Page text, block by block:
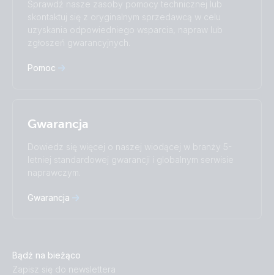
Русский
Українська
中國人
Sprawdź nasze zasoby pomocy technicznej lub
skontaktuj się z oryginalnym sprzedawcą w celu
uzyskania odpowiedniego wsparcia, napraw lub
zgłoszeń gwarancyjnych.
Pomoc
Gwarancja
Dowiedz się więcej o naszej wiodącej w branży 5-
letniej standardowej gwarancji i globalnym serwisie
naprawczym.
Gwarancja
Bądź na bieżąco
Zapisz się do newslettera